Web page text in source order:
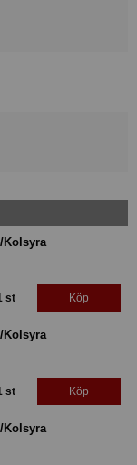
Kolsyra
st Köp
Kolsyra
st Köp
Kolsyra